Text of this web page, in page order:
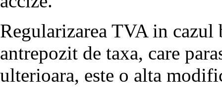
Regularizarea TVA in
antrepozit de taxa, care
ulterioara, este o alta